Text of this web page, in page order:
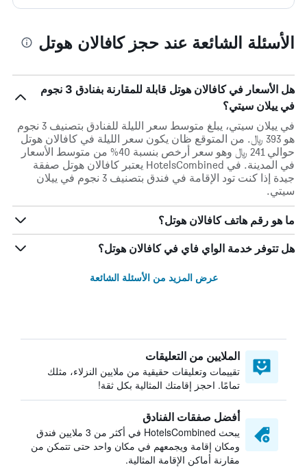
الأسئلة الشائعة عند حجز كافالان هوتل
هل الأسعار في كافالان هوتل قابلة للمقارنة بفنادق 3 نجوم
في ييلان سيتي؟
في ييلان سيتي، يبلغ متوسط ​​سعر الليلة للفنادق بتصنيف 3 نجوم
هو 393 ﷼. من المتوقع ظان يكون سعر الليلة في كافالان هوتل
حوالي 241 ﷼ وهو سعر أرخص بنسبة 40% من متوسط الأسعار
في المدينة. في HotelsCombined يعتبر كافالان هوتل صفقة
جيدة إذا كنت تود الإقامة في فندق بتصنيف 3 نجوم في ييلان
سيتي.
ما هو رقم هاتف كافالان هوتل؟
هل تتوفر خدمة الواي فاي في كافالان هوتل؟
عرض المزيد من الأسئلة الشائعة
الملايين من التعليقات
تقييمات وتعليقات حقيقية من ملايين النزلاء، مثلك
تمامًا. احجز إقامتك المثالية بكل ثقة!
أفضل صفقات الفنادق
يبحث HotelsCombined في أكثر من 3 ملايين فندق
ومكان إقامة ويجمعهم في مكان واحد حتى تتمكن من
مقارنة أماكن الإقامة المثالية.